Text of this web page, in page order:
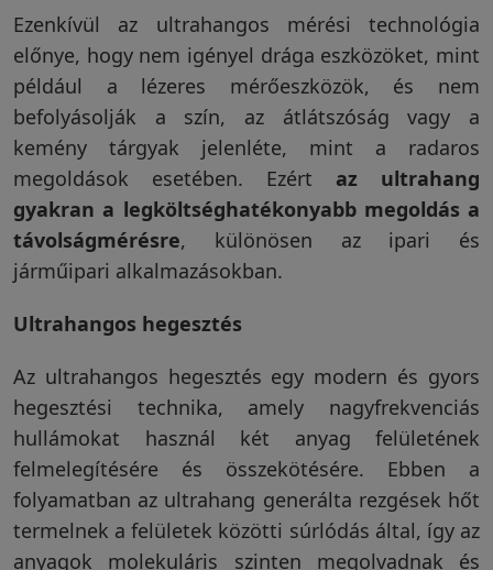
Ezenkívül az ultrahangos mérési technológia
előnye, hogy nem igényel drága eszközöket, mint
például a lézeres mérőeszközök, és nem
befolyásolják a szín, az átlátszóság vagy a
kemény tárgyak jelenléte, mint a radaros
megoldások esetében. Ezért az ultrahang
gyakran a legköltséghatékonyabb megoldás a
távolságmérésre, különösen az ipari és
járműipari alkalmazásokban.
Ultrahangos hegesztés
Az ultrahangos hegesztés egy modern és gyors
hegesztési technika, amely nagyfrekvenciás
hullámokat használ két anyag felületének
felmelegítésére és összekötésére. Ebben a
folyamatban az ultrahang generálta rezgések hőt
termelnek a felületek közötti súrlódás által, így az
anyagok molekuláris szinten megolvadnak és